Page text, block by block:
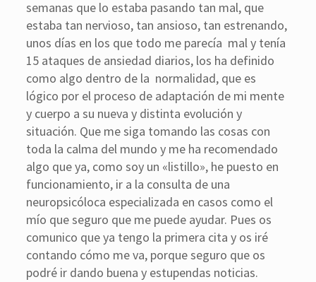
semanas que lo estaba pasando tan mal, que
estaba tan nervioso, tan ansioso, tan estrenando,
unos días en los que todo me parecía mal y tenía
15 ataques de ansiedad diarios, los ha definido
como algo dentro de la normalidad, que es
lógico por el proceso de adaptación de mi mente
y cuerpo a su nueva y distinta evolución y
situación. Que me siga tomando las cosas con
toda la calma del mundo y me ha recomendado
algo que ya, como soy un «listillo», he puesto en
funcionamiento, ir a la consulta de una
neuropsicóloca especializada en casos como el
mío que seguro que me puede ayudar. Pues os
comunico que ya tengo la primera cita y os iré
contando cómo me va, porque seguro que os
podré ir dando buena y estupendas noticias.